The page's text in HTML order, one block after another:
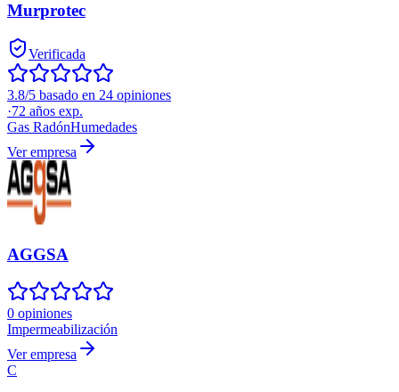
Murprotec
Verificada
3.8/5 basado en 24 opiniones
·72 años exp.
Gas RadónHumedades
Ver empresa
AGGSA
0 opiniones
Impermeabilización
Ver empresa
C